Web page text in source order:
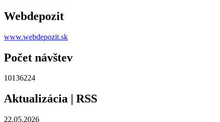
Webdepozit
www.webdepozit.sk
Počet návštev
10136224
Aktualizácia | RSS
22.05.2026